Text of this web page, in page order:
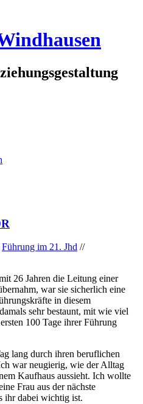
Führung im 21. Jhd //
26 Jahren die Leitung einer
war sie sicherlich eine
in diesem
sehr bestaunt, mit wie viel
100 Tage ihrer Führung
lang durch ihren beruflichen
war neugierig, wie der Alltag
Kaufhaus aussieht. Ich wollte
Frau aus der nächste
ihr dabei wichtig ist.